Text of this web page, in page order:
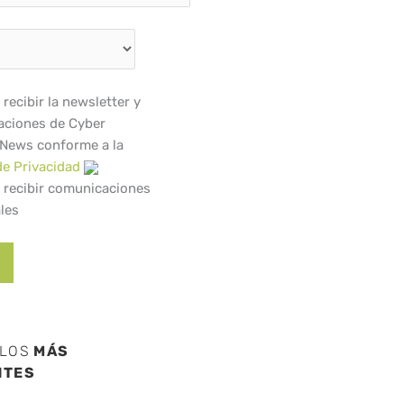
recibir la newsletter y
de Cyber
conforme a la
Privacidad
recibir comunicaciones
MÁS